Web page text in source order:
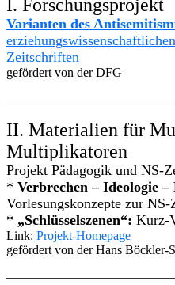
I. Forschungsprojekt
Varianten des
Zeitschriften
gefördert von der DFG
II. Materialien für
Multiplikatoren
Projekt Pädagogik und NS-
* Verbrechen – Ideologie –
Vorlesungskonzepte zur NS-
* „Schlüsselszenen“: Kurz-
Link: Projekt-Homepage
gefördert von der Hans Böckler-